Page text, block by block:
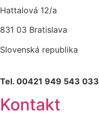
Hattalová 12/a
831 03 Bratislava
Slovenská republika
Tel. 00421 949 543 033
Kontakt